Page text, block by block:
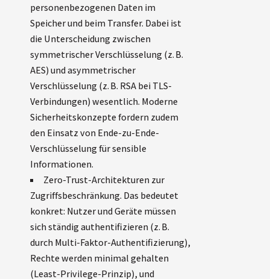
personenbezogenen Daten im
Speicher und beim Transfer. Dabei ist
die Unterscheidung zwischen
symmetrischer Verschlüsselung (z. B.
AES) und asymmetrischer
Verschlüsselung (z. B. RSA bei TLS-
Verbindungen) wesentlich. Moderne
Sicherheitskonzepte fordern zudem
den Einsatz von Ende-zu-Ende-
Verschlüsselung für sensible
Informationen.
Zero-Trust-Architekturen zur
Zugriffsbeschränkung. Das bedeutet
konkret: Nutzer und Geräte müssen
sich ständig authentifizieren (z. B.
durch Multi-Faktor-Authentifizierung),
Rechte werden minimal gehalten
(Least-Privilege-Prinzip), und